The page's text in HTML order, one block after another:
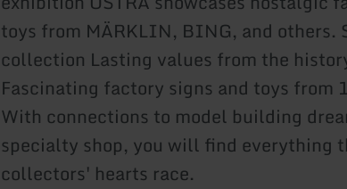
toys from MÄRKLIN, BING, and others.
collection Lasting values from the
Fascinating factory signs and toys from
With connections to model building
specialty shop, you will find everything
collectors' hearts race.